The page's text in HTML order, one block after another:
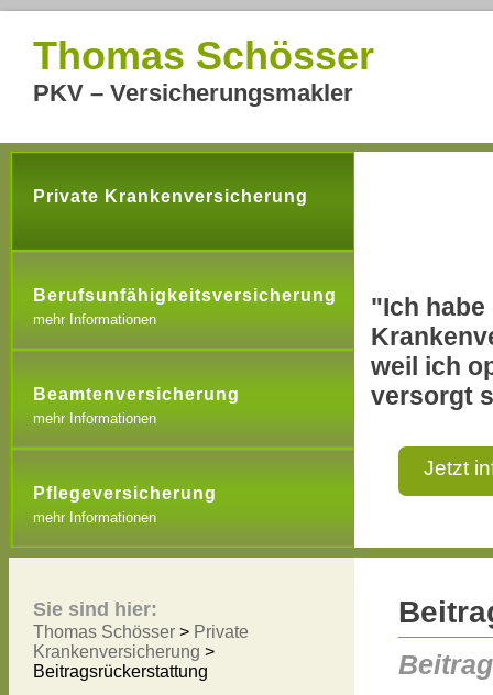
Thomas Schösser
PKV – Versicherungsmakler
Private Krankenversicherung
Berufsunfähigkeitsversicherung
mehr Informationen
Beamtenversicherung
mehr Informationen
Pflegeversicherung
mehr Informationen
"Ich habe
weil ich
versorgt
Jetzt
Sie sind hier:
Thomas Schösser > Private
Krankenversicherung >
Beitragsrückerstattung